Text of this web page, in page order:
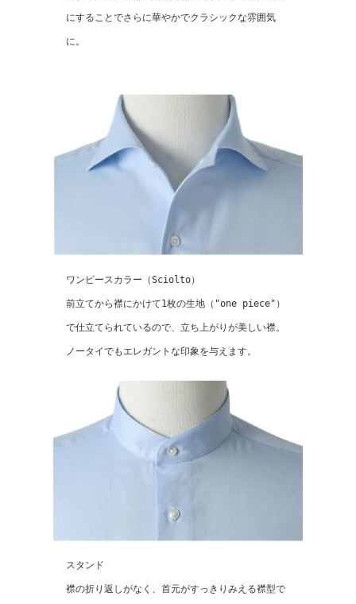
にすることでさらに華やかでクラシックな雰囲気
に。
ワンピースカラー（Sciolto）
前立てから襟にかけて1枚の生地（"one piece"）
で仕立てられているので、立ち上がりが美しい襟。
ノータイでもエレガントな印象を与えます。
スタンド
襟の折り返しがなく、首元がすっきりみえる襟型で